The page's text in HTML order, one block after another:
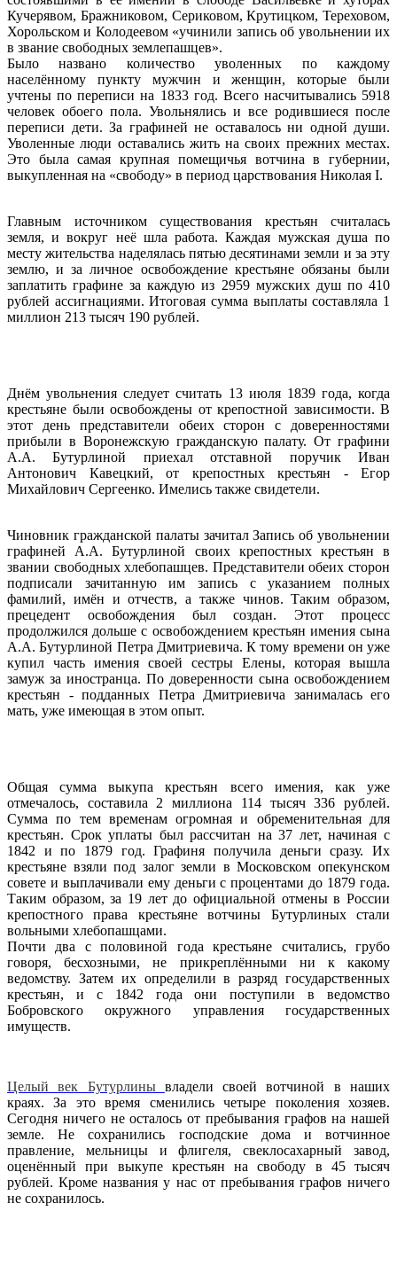
Кучерявом, Бражниковом, Сериковом, Крутицком, Тереховом,
Хорольском и Колодеевом «учинили запись об увольнении их
в звание свободных землепашцев».
Было названо количество уволенных по каждому
населённому пункту мужчин и женщин, которые были
учтены по переписи на 1833 год. Всего насчитывались 5918
человек обоего пола. Увольнялись и все родившиеся после
переписи дети. За графиней не оставалось ни одной души.
Уволенные люди оставались жить на своих прежних местах.
Это была самая крупная помещичья вотчина в губернии,
выкупленная на «свободу» в период царствования Николая I.
Главным источником существования крестьян считалась
земля, и вокруг неё шла работа. Каждая мужская душа по
месту жительства наделялась пятью десятинами земли и за эту
землю, и за личное освобождение крестьяне обязаны были
заплатить графине за каждую из 2959 мужских душ по 410
рублей ассигнациями. Итоговая сумма выплаты составляла 1
миллион 213 тысяч 190 рублей.
Днём увольнения следует считать 13 июля 1839 года, когда
крестьяне были освобождены от крепостной зависимости. В
этот день представители обеих сторон с доверенностями
прибыли в Воронежскую гражданскую палату. От графини
А.А. Бутурлиной приехал отставной поручик Иван
Антонович Кавецкий, от крепостных крестьян - Егор
Михайлович Сергеенко. Имелись также свидетели.
Чиновник гражданской палаты зачитал Запись об увольнении
графиней А.А. Бутурлиной своих крепостных крестьян в
звании свободных хлебопашцев. Представители обеих сторон
подписали зачитанную им запись с указанием полных
фамилий, имён и отчеств, а также чинов. Таким образом,
прецедент освобождения был создан. Этот процесс
продолжился дольше с освобождением крестьян имения сына
А.А. Бутурлиной Петра Дмитриевича. К тому времени он уже
купил часть имения своей сестры Елены, которая вышла
замуж за иностранца. По доверенности сына освобождением
крестьян - подданных Петра Дмитриевича занималась его
мать, уже имеющая в этом опыт.
Общая сумма выкупа крестьян всего имения, как уже
отмечалось, составила 2 миллиона 114 тысяч 336 рублей.
Сумма по тем временам огромная и обременительная для
крестьян. Срок уплаты был рассчитан на 37 лет, начиная с
1842 и по 1879 год. Графиня получила деньги сразу. Их
крестьяне взяли под залог земли в Московском опекунском
совете и выплачивали ему деньги с процентами до 1879 года.
Таким образом, за 19 лет до официальной отмены в России
крепостного права крестьяне вотчины Бутурлиных стали
вольными хлебопашцами.
Почти два с половиной года крестьяне считались, грубо
говоря, бесхозными, не прикреплёнными ни к какому
ведомству. Затем их определили в разряд государственных
крестьян, и с 1842 года они поступили в ведомство
Бобровского окружного управления государственных
имуществ.
Целый век Бутурлины владели своей вотчиной в наших
краях. За это время сменились четыре поколения хозяев.
Сегодня ничего не осталось от пребывания графов на нашей
земле. Не сохранились господские дома и вотчинное
правление, мельницы и флигеля, свеклосахарный завод,
оценённый при выкупе крестьян на свободу в 45 тысяч
рублей. Кроме названия у нас от пребывания графов ничего
не сохранилось.